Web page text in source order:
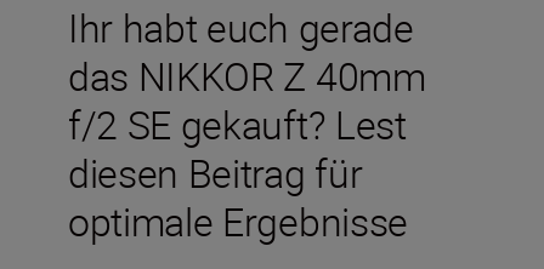
Ihr habt euch gerade
das NIKKOR Z 40mm
f/2 SE gekauft? Lest
diesen Beitrag für
optimale Ergebnisse